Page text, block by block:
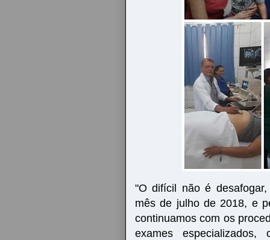
"O difícil não é
mês de julho de 2018, e
continuamos com os
exames